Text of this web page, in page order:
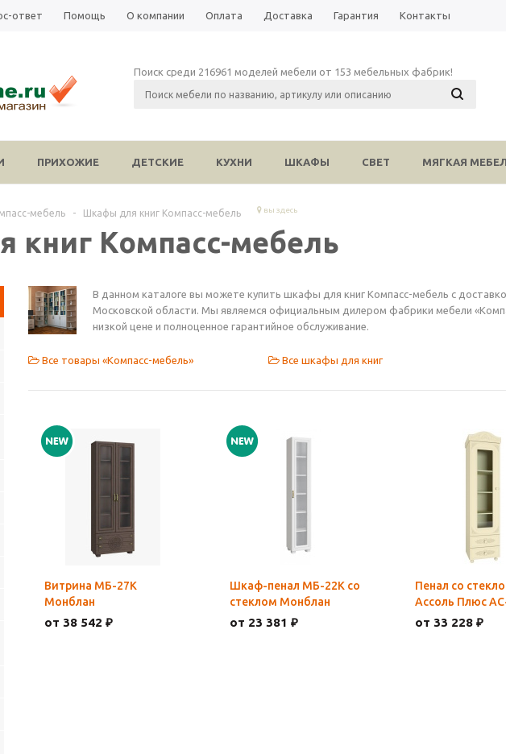
ответ Помощь О компании Оплата Доставка Гарантия Контакты
Поиск среди 216961 моделей мебели от 153 мебельных фабрик!
ПРИХОЖИЕ ДЕТСКИЕ КУХНИ ШКАФЫ СВЕТ МЯГКАЯ
мебель - Шкафы для книг Компасс-мебель вы здесь
Компасс-мебель
В данном каталоге вы можете купить шкафы для книг Компасс-мебель с
Московской области. Мы являемся официальным дилером фабрики мебели
низкой цене и полноценное гарантийное обслуживание.
Все товары «Компасс-мебель» Все шкафы для книг
Витрина МБ-27К
Монблан
от 38 542 ₽
Шкаф-пенал МБ-22К со
стеклом Монблан
от 23 381 ₽
Пенал со
Ассоль Плюс
от 33 228 ₽